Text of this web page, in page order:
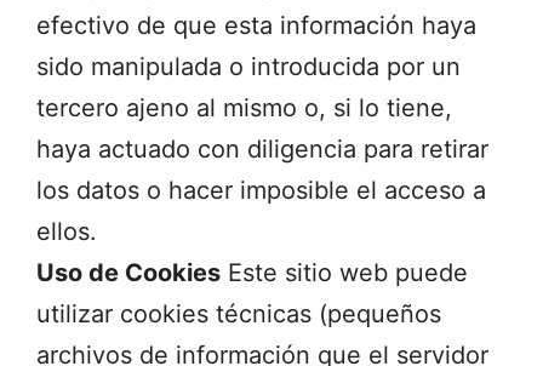
efectivo de que esta información haya
sido manipulada o introducida por un
tercero ajeno al mismo o, si lo tiene,
haya actuado con diligencia para retirar
los datos o hacer imposible el acceso a
ellos.
Uso de Cookies Este sitio web puede
utilizar cookies técnicas (pequeños
archivos de información que el servidor